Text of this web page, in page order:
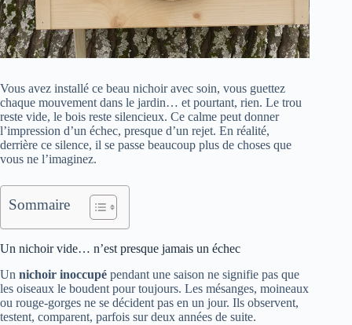
Vous avez installé ce beau nichoir avec soin, vous guettez
chaque mouvement dans le jardin… et pourtant, rien. Le trou
reste vide, le bois reste silencieux. Ce calme peut donner
l’impression d’un échec, presque d’un rejet. En réalité,
derrière ce silence, il se passe beaucoup plus de choses que
vous ne l’imaginez.
Sommaire
Un nichoir vide… n’est presque jamais un échec
Un nichoir inoccupé pendant une saison ne signifie pas que
les oiseaux le boudent pour toujours. Les mésanges, moineaux
ou rouge-gorges ne se décident pas en un jour. Ils observent,
testent, comparent, parfois sur deux années de suite.